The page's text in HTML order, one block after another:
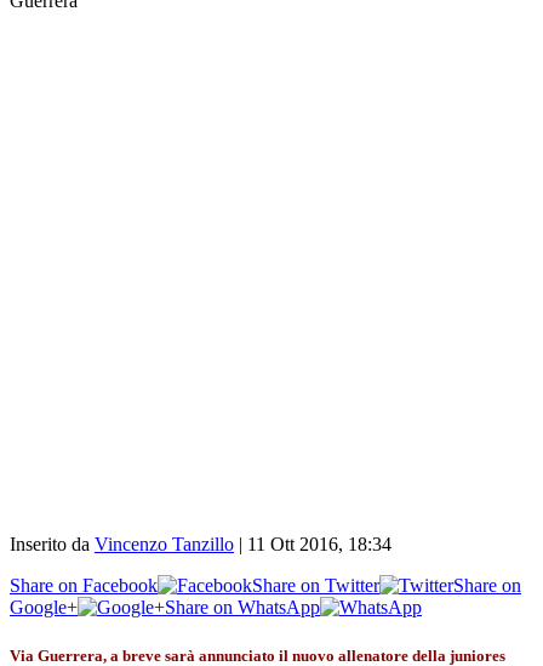
Inserito da Vincenzo Tanzillo | 11 Ott 2016, 18:34
Share on Facebook
Share on Twitter
Share on
Google+
Share on WhatsApp
Via Guerrera, a breve sarà annunciato il nuovo allenatore della juniores